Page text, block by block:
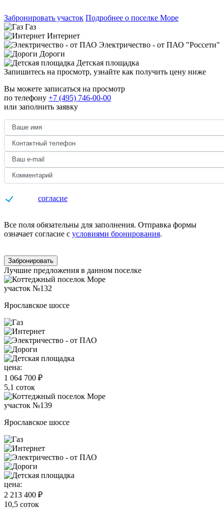
Забронировать участок Подробнее о поселке Море
Газ
Интернет
Электричество - от ПАО "Россети"
Дороги
Детская площадка
Запишитесь на просмотр, узнайте как получить цену ниже
Вы можете записаться на просмотр
по телефону +7 (495) 746-00-00
или заполнить заявку
согласие
Все поля обязательны для заполнения. Отправка формы
означает согласие с условиями бронирования.
Забронировать
Лучшие предложения в данном поселке
участок №132
Ярославское шоссе
цена:
1 064 700 ₽
5,1 соток
участок №139
Ярославское шоссе
цена:
2 213 400 ₽
10,5 соток